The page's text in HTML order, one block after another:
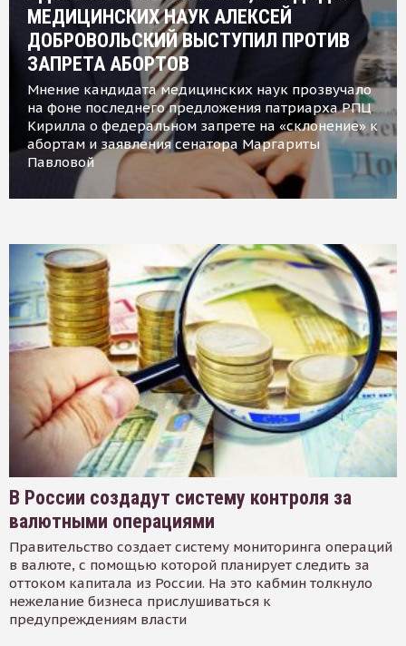
МЕДИЦИНСКИХ НАУК АЛЕКСЕЙ
ДОБРОВОЛЬСКИЙ ВЫСТУПИЛ ПРОТИВ
ЗАПРЕТА АБОРТОВ
Мнение кандидата медицинских наук прозвучало
на фоне последнего предложения патриарха РПЦ
Кирилла о федеральном запрете на «склонение» к
абортам и заявления сенатора Маргариты
Павловой
В России создадут систему контроля за
валютными операциями
Правительство создает систему мониторинга операций
в валюте, с помощью которой планирует следить за
оттоком капитала из России. На это кабмин толкнуло
нежелание бизнеса прислушиваться к
предупреждениям власти